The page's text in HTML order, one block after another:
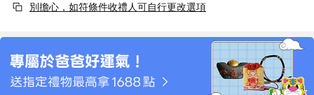
別擔心，如符條件收禮人可自行更改選項